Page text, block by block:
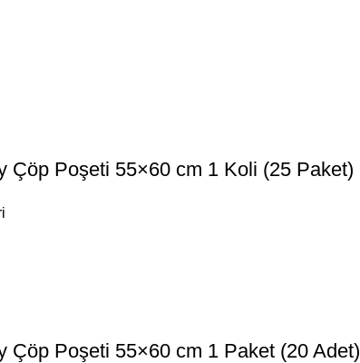
Çöp Poşeti 55×60 cm 1 Koli (25 Paket)
Çöp Poşeti 55×60 cm 1 Paket (20 Adet)